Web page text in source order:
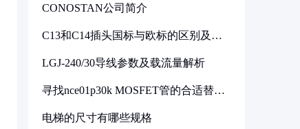
CONOSTAN公司简介
C13和C14插头国标与欧标的区别及其
LGJ-240/30导线参数及载流量解析
寻找nce01p30k MOSFET管的合适替代
电梯的尺寸有哪些规格